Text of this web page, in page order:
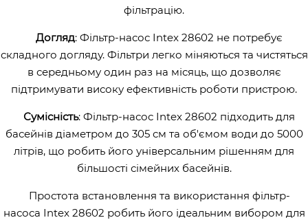
фільтрацію.
Догляд: Фільтр-насос Intex 28602 не потребує
складного догляду. Фільтри легко міняються та чистяться
в середньому один раз на місяць, що дозволяє
підтримувати високу ефективність роботи пристрою.
Сумісність: Фільтр-насос Intex 28602 підходить для
басейнів діаметром до 305 см та об'ємом води до 5000
літрів, що робить його універсальним рішенням для
більшості сімейних басейнів.
Простота встановлення та використання фільтр-
насоса Intex 28602 робить його ідеальним вибором для